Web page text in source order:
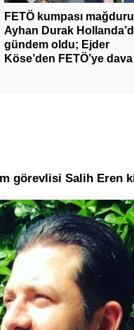
FETÖ kumpası mağduru
Ayhan Durak
gündem oldu; Ejder
Köse’den FETÖ’ye dava
görevlisi Salih Eren